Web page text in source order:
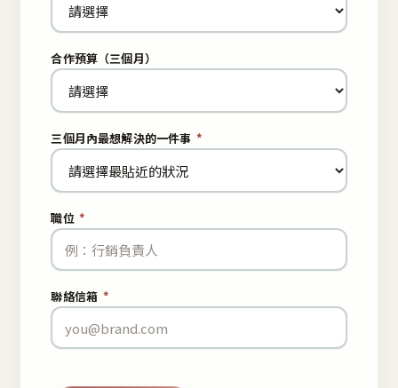
合作預算（三個月）
三個月內最想解決的一件事 *
職位 *
聯絡信箱 *